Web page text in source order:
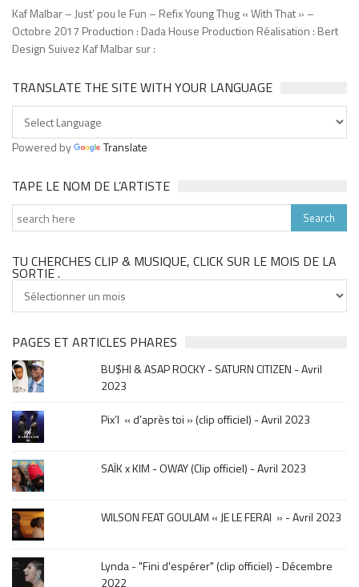
Kaf Malbar – Just’ pou le Fun – Refix Young Thug « With That » –
Octobre 2017 Production : Dada House Production Réalisation : Bert
Design Suivez Kaf Malbar sur :
TRANSLATE THE SITE WITH YOUR LANGUAGE
Powered by Translate
TAPE LE NOM DE L’ARTISTE
TU CHERCHES CLIP & MUSIQUE, CLICK SUR LE MOIS DE LA
SORTIE .
cherches
&
musique,
click
sur
le
mois
de
la
sortie
PAGES ET ARTICLES PHARES
BU$HI & ASAP ROCKY - SATURN CITIZEN - Avril
2023
Pix’l « d’après toi » (clip officiel) - Avril 2023
SAÏK x KIM - OWAY (Clip officiel) - Avril 2023
WILSON FEAT GOULAM « JE LE FERAI » - Avril 2023
Lynda - "Fini d'espérer" (clip officiel) - Décembre
2022